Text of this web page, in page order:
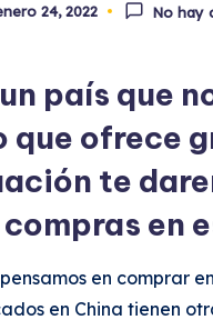
24, 2022 No hay
país que
que ofrece
te
en
en comprar
en China tienen